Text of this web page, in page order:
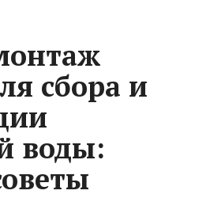
сбора и
воды: